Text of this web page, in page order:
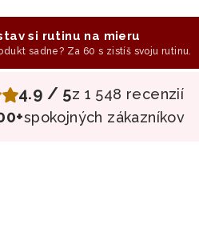
si rutinu na mieru
sadne? Za 60 s zistíš svoju rutinu.
4.9 / 5z 1 548 recenzií
spokojných zákazníkov